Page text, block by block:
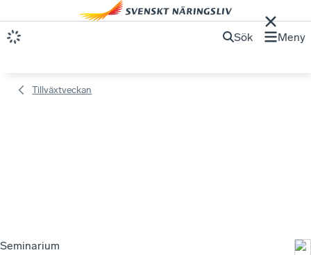
Sök Meny
Tillväxtveckan
Seminarium